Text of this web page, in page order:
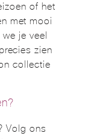
of het
met mooi
je veel
zien
collectie
Volg ons